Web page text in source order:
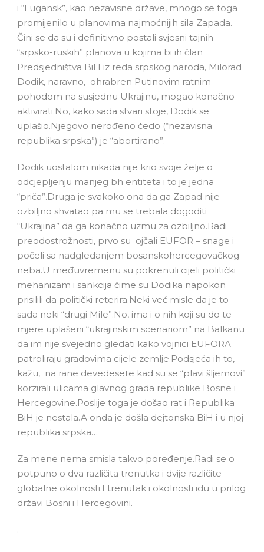
i “Lugansk”, kao nezavisne države, mnogo se toga
promijenilo u planovima najmoćnijih sila Zapada.
Čini se da su i definitivno postali svjesni tajnih
“srpsko-ruskih” planova u kojima bi ih član
Predsjedništva BiH iz reda srpskog naroda, Milorad
Dodik, naravno, ohrabren Putinovim ratnim
pohodom na susjednu Ukrajinu, mogao konačno
aktivirati.No, kako sada stvari stoje, Dodik se
uplašio.Njegovo nerođeno čedo (“nezavisna
republika srpska”) je “abortirano”.
Dodik uostalom nikada nije krio svoje želje o
odcjepljenju manjeg bh entiteta i to je jedna
“priča”.Druga je svakoko ona da ga Zapad nije
ozbiljno shvatao pa mu se trebala dogoditi
“Ukrajina” da ga konačno uzmu za ozbiljno.Radi
preodostrožnosti, prvo su ojčali EUFOR – snage i
počeli sa nadgledanjem bosanskohercegovačkog
neba.U međuvremenu su pokrenuli cijeli politički
mehanizam i sankcija čime su Dodika napokon
prisilili da politički reterira.Neki već misle da je to
sada neki “drugi Mile”.No, ima i o nih koji su do te
mjere uplašeni “ukrajinskim scenariom” na Balkanu
da im nije svejedno gledati kako vojnici EUFORA
patroliraju gradovima cijele zemlje.Podsjeća ih to,
kažu, na rane devedesete kad su se “plavi šljemovi”
korzirali ulicama glavnog grada republike Bosne i
Hercegovine.Poslije toga je došao rat i Republika
BiH je nestala.A onda je došla dejtonska BiH i u njoj
republika srpska…
Za mene nema smisla takvo poređenje.Radi se o
potpuno o dva različita trenutka i dvije različite
globalne okolnosti.I trenutak i okolnosti idu u prilog
državi Bosni i Hercegovini.
.